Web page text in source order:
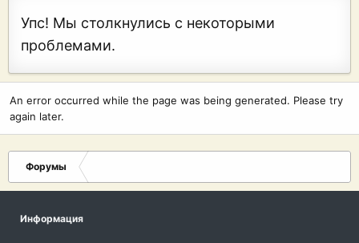
Упс! Мы столкнулись с некоторыми
проблемами.
An error occurred while the page was being generated. Please try
again later.
Форумы
Информация